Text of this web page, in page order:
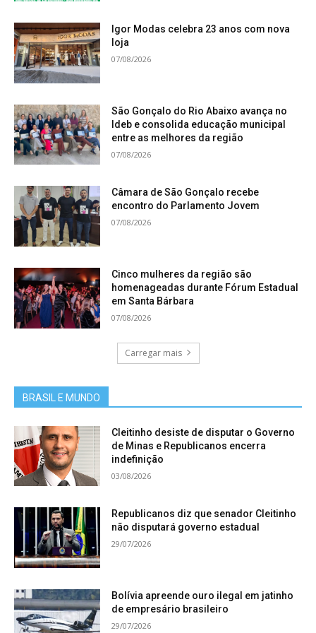
Igor Modas celebra 23 anos com nova
loja
07/08/2026
São Gonçalo do Rio Abaixo avança no
Ideb e consolida educação municipal
entre as melhores da região
07/08/2026
Câmara de São Gonçalo recebe
encontro do Parlamento Jovem
07/08/2026
Cinco mulheres da região são
homenageadas durante Fórum Estadual
em Santa Bárbara
07/08/2026
Carregar mais
BRASIL E MUNDO
Cleitinho desiste de disputar o Governo
de Minas e Republicanos encerra
indefinição
03/08/2026
Republicanos diz que senador Cleitinho
não disputará governo estadual
29/07/2026
Bolívia apreende ouro ilegal em jatinho
de empresário brasileiro
29/07/2026